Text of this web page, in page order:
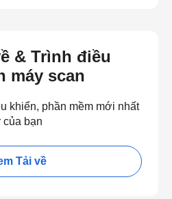
& Trình điều
máy scan
khiển, phần mềm mới nhất
của bạn
Tải về